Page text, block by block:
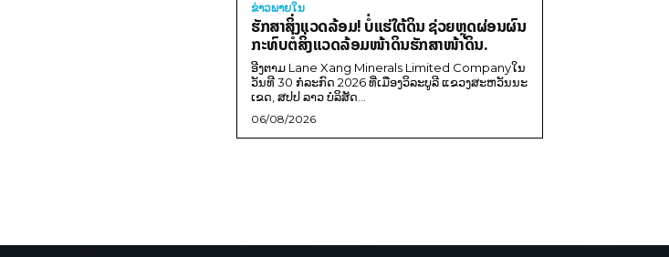
ຂ່າວພາຍ​ໃນ
ຮັກສາສິ່ງແວດລ້ອມ! ບໍ່ແຮ່ໃຕ້ດິນ ຊ່ວຍຫຼຸດຜ່ອນຜົນ
ກະທົບຕໍ່ສິ່ງແວດລ້ອມໜ້າດິນຮັກສາໜ້າດິນ.
ອີງຕາມ Lane Xang Minerals Limited Companyໃນ
ວັນທີ 30 ກໍລະກົດ 2026 ທີ່ເມືອງວິລະບູລີ ແຂວງສະຫວັນນະ
ເຂດ, ສປປ ລາວ ບໍລິສັດ...
06/08/2026